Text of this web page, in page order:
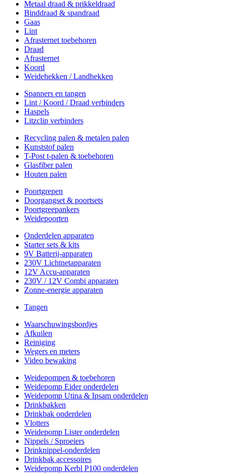
Metaal draad & prikkeldraad
Binddraad & spandraad
Gaas
Lint
Afrasternet toebehoren
Draad
Afrasternet
Koord
Weidehekken / Landhekken
Spanners en tangen
Lint / Koord / Draad verbinders
Haspels
Litzclip verbinders
Recycling palen & metalen palen
Kunststof palen
T-Post t-palen & toebehoren
Glasfiber palen
Houten palen
Poortgrepen
Doorgangset & poortsets
Poortgreepankers
Weidepoorten
Onderdelen apparaten
Starter sets & kits
9V Batterij-apparaten
230V Lichtnetapparaten
12V Accu-apparaten
230V / 12V Combi apparaten
Zonne-energie apparaten
Tangen
Waarschuwingsbordjes
Afkuilen
Reiniging
Wegers en meters
Video bewaking
Weidepompen & toebehoren
Weidepomp Eider onderdelen
Weidepomp Utina & Ipsam onderdelen
Drinkbakken
Drinkbak onderdelen
Vlotters
Weidepomp Lister onderdelen
Nippels / Sproeiers
Drinknippel-onderdelen
Drinkbak accessoires
Weidepomp Kerbl P100 onderdelen